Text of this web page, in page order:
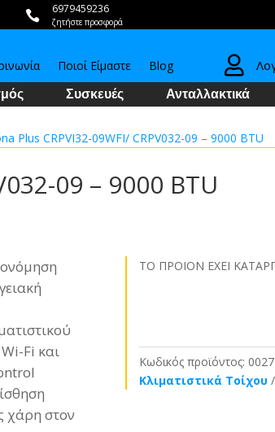
 6979459236
ζητήστε προσφορά
Ποιοί Είμαστε Blog 
Συσκευές Ανταλλακτικά
Plus CRPVI32-09WFI/ CRPV032-09 – 9000 BTU
09 – 9000 BTU
Fi και
χάρη στον
ΤΟ ΠΡΟΙΟΝ ΕΧΕΙ
Κωδικός προϊόντος:
Κλιματιστικά Τοίχου